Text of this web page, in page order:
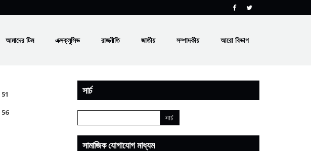
আমাদের টিম এক্সক্লুসিভ রাজনীতি জাতীয় সম্পাদকীয় আরো বিভাগ
51
56
সার্চ
সামাজিক যোগাযোগ মাধ্যম